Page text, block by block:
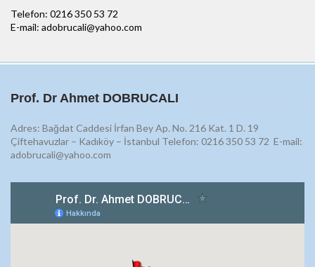
Telefon: 0216 350 53 72
E-mail: adobrucali@yahoo.com
Prof. Dr Ahmet DOBRUCALI
Adres: Bağdat Caddesi İrfan Bey Ap. No. 216 Kat. 1 D. 19
Çiftehavuzlar – Kadıköy – İstanbul Telefon: 0216 350 53 72 E-mail:
adobrucali@yahoo.com